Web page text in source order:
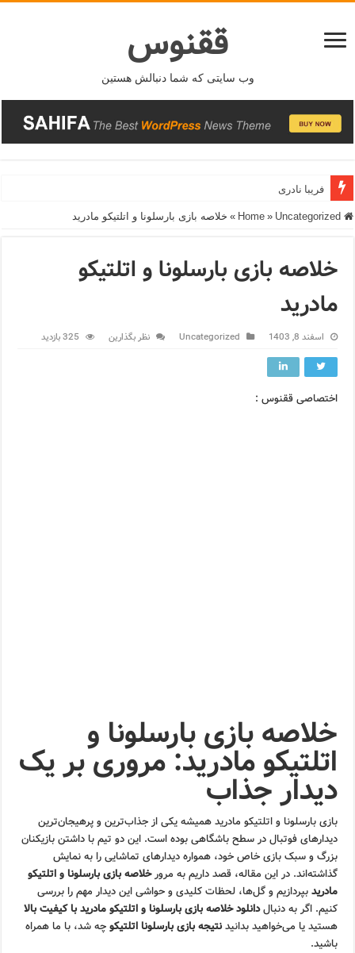
ققنوس
وب سایتی که شما دنبالش هستین
فریبا نادری
» Uncategorized
» خلاصه بازی بارسلونا و اتلتیکو مادرید
خلاصه بازی بارسلونا و اتلتیکو
مادرید
اسفند 8, 1403 Uncategorized نظر بگذارین 325 بازدید
اختصاصی ققنوس :
خلاصه بازی بارسلونا و
اتلتیکو مادرید: مروری بر یک
دیدار جذاب
بازی بارسلونا و اتلتیکو مادرید همیشه یکی از جذاب‌ترین و پرهیجان‌ترین
دیدارهای فوتبال در سطح باشگاهی بوده است. این دو تیم با داشتن بازیکنان
بزرگ و سبک بازی خاص خود، همواره دیدارهای تماشایی را به نمایش
گذاشته‌اند. در این مقاله، قصد داریم به مرورخلاصه بازی بارسلونا و اتلتیکو
مادریدبپردازیم و گل‌ها، لحظات کلیدی و حواشی این دیدار مهم را بررسی
کنیم. اگر به دنبالدانلود خلاصه بازی بارسلونا و اتلتیکو مادرید با کیفیت بالا
هستید یا می‌خواهید بدانیدنتیجه بازی بارسلونا اتلتیکوچه شد، با ما همراه
باشید.